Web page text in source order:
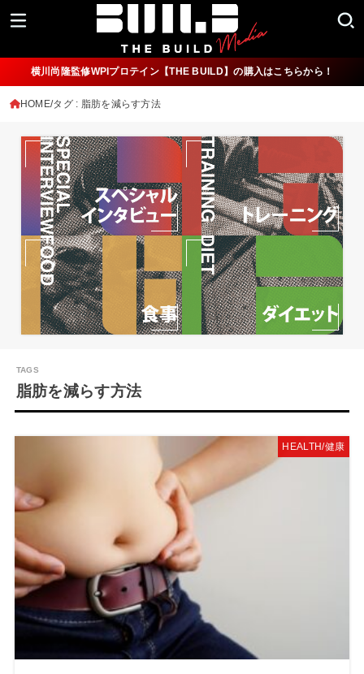
横川尚隆監修WPIプロテイン【THE BUILD】の購入はこちらから！
HOME タグ : 脂肪を減らす方法
脂肪を減らす方法
HEALTH/健康